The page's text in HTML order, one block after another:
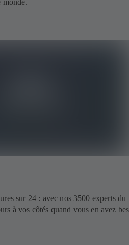
monde.
sur 24 : avec nos 3500 experts du
à vos côtés quand vous en avez